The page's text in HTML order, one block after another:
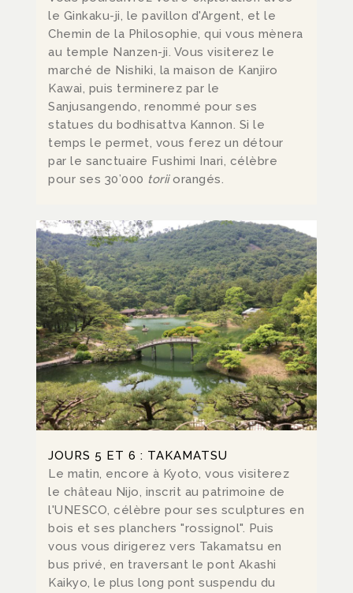
le Ginkaku-ji, le pavillon d'Argent, et le
Chemin de la Philosophie, qui vous mènera
au temple Nanzen-ji. Vous visiterez le
marché de Nishiki, la maison de Kanjiro
Kawai, puis terminerez par le
Sanjusangendo, renommé pour ses
statues du bodhisattva Kannon. Si le
temps le permet, vous ferez un détour
par le sanctuaire Fushimi Inari, célèbre
pour ses 30’000 toriiorangés.
JOURS 5 ET 6 : TAKAMATSU
Le matin, encore à Kyoto, vous visiterez
le château Nijo, inscrit au patrimoine de
l'UNESCO, célèbre pour ses sculptures en
bois et ses planchers "rossignol". Puis
vous vous dirigerez vers Takamatsu en
bus privé, en traversant le pont Akashi
Kaikyo, le plus long pont suspendu du